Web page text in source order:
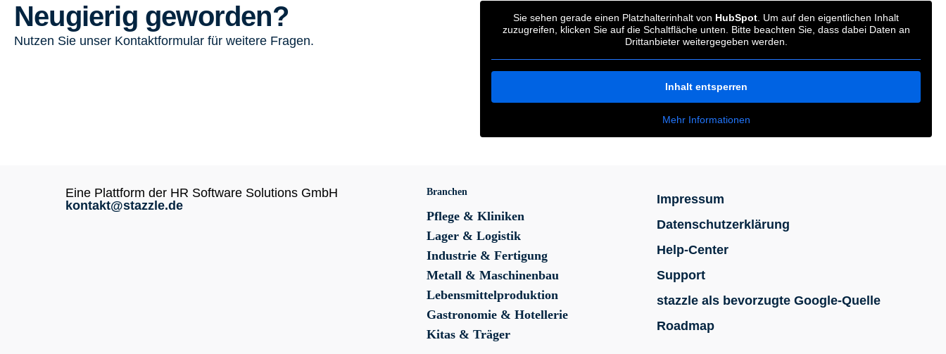
Neugierig geworden?
Nutzen Sie unser Kontaktformular für weitere Fragen.
Sie sehen gerade einen Platzhalterinhalt von HubSpot. Um auf den eigentlichen Inhalt
zuzugreifen, klicken Sie auf die Schaltfläche unten. Bitte beachten Sie, dass dabei Daten an
Drittanbieter weitergegeben werden.
Inhalt entsperren
Mehr Informationen
Eine Plattform der HR Software Solutions GmbH
kontakt@stazzle.de
Branchen
Pflege & Kliniken
Lager & Logistik
Industrie & Fertigung
Metall & Maschinenbau
Lebensmittelproduktion
Gastronomie & Hotellerie
Kitas & Träger
Impressum
Datenschutzerklärung
Help-Center
Support
stazzle als bevorzugte Google-Quelle
Roadmap